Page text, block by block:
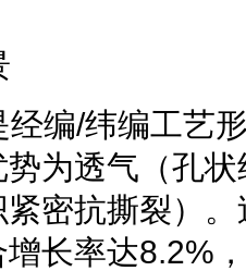
经编/纬编工艺
为透气（孔
密抗撕裂）
长率达8.2%